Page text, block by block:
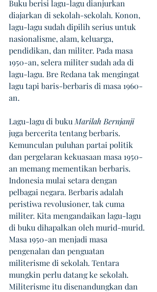
Buku berisi lagu-lagu dianjurkan
diajarkan di sekolah-sekolah. Konon,
lagu-lagu sudah dipilih serius untuk
nasionalisme, alam, keluarga,
pendidikan, dan militer. Pada masa
1950-an, selera militer sudah ada di
lagu-lagu. Bre Redana tak mengingat
lagu tapi baris-berbaris di masa 1960-
an.
Lagu-lagu di buku Marilah Bernjanji
juga bercerita tentang berbaris.
Kemunculan puluhan partai politik
dan pergelaran kekuasaan masa 1950-
an memang mementikan berbaris.
Indonesia mulai setara dengan
pelbagai negara. Berbaris adalah
peristiwa revolusioner, tak cuma
militer. Kita mengandaikan lagu-lagu
di buku dihapalkan oleh murid-murid.
Masa 1950-an menjadi masa
pengenalan dan penguatan
militerisme di sekolah. Tentara
mungkin perlu datang ke sekolah.
Militerisme itu disenandungkan dan